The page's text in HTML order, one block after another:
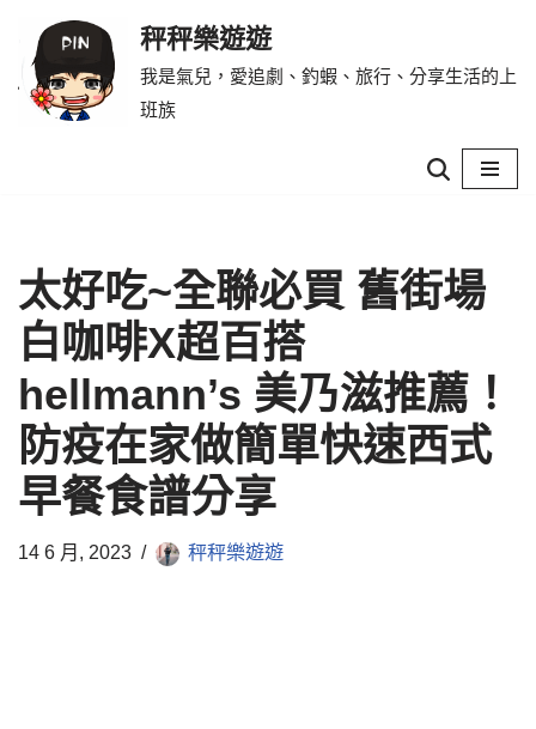
Skip
to
秤秤樂遊遊
我是氣兒，愛追劇、釣蝦、旅行、分享生活的上
班族
太好吃~全聯必買 舊街場
白咖啡X超百搭
hellmann’s 美乃滋推薦！
防疫在家做簡單快速西式
早餐食譜分享
14 6 月, 2023 秤秤樂遊遊